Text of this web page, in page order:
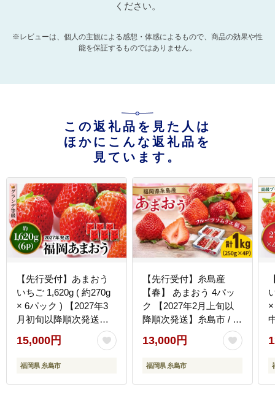
ください。
※レビューは、個人の主観による感想・体感によるもので、商品の効果や性
能を保証するものではありません。
この返礼品を見た人は
ほかにこんな返礼品を
見ています。
【先行受付】あまおう
いちご 1,620g ( 約270g
× 6パック ) 【2027年3
月初旬以降順次発送】
グランデ等級 福岡県産
糸島市 / 株式会社HSP-
テクノ [AZL002]
15,000円
福岡県 糸島市
【先行受付】糸島産
【春】 あまおう 4パッ
ク 【2027年2月上旬以
降順次発送】糸島市 / 南
国フルーツ株式会社
[AIK008]
13,000円
福岡県 糸島市